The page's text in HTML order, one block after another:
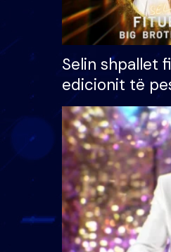
Selin shpallet
edicionit të
Brother VIP,
çmimin e
mijë eurosh